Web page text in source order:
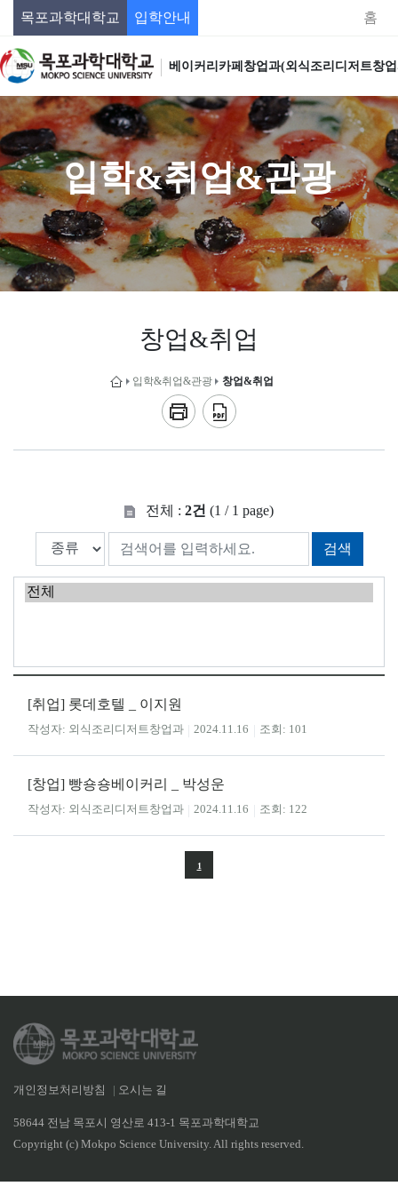
목포과학대학교 입학안내 홈
베이커리카페창업과(외식조리디저트창
입학&취업&관광
창업&취업
입학&취업&관광 창업&취업
전체 : 2건 (1 / 1 page)
검색
[취업] 롯데호텔 _ 이지원
외식조리디저트창업과 2024.11.16 101
[창업] 빵숑숑베이커리 _ 박성운
외식조리디저트창업과 2024.11.16 122
1
개인정보처리방침 오시는 길
58644 전남 목포시 영산로 413-1 목포과학대학교
Copyright (c) Mokpo Science University. All rights reserved.